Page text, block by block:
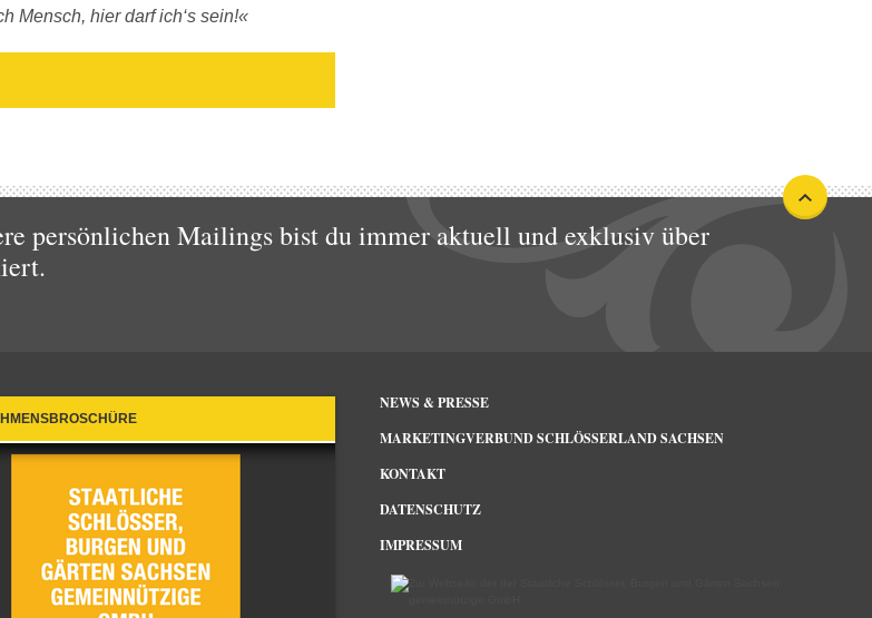
Mensch, hier darf ich‘s sein!«
persönlichen Mailings bist du immer aktuell und exklusiv über
NEWS & PRESSE
MARKETINGVERBUND SCHLÖSSERLAND SACHSEN
KONTAKT
DATENSCHUTZ
IMPRESSUM